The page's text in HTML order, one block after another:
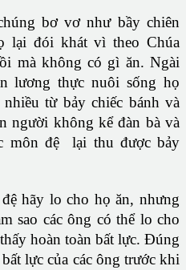
bơ vơ như bầy chiên
lại đói khát vì theo Chúa
mà không có gì ăn. Ngài
lương thực nuôi sống họ
từ bảy chiếc bánh và
người không kể đàn bà và
môn đệ lại thu được bảy
hãy lo cho họ ăn, nhưng
sao các ông có thể lo cho
hoàn toàn bất lực. Đúng
lực của các ông trước khi